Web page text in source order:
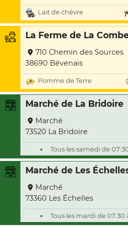
Lait de chèvre
La Ferme de La
710 Chemin des Sources
38690 Bévenais
Pomme de Terre
Marché de La Bridoire
Marché
73520 La Bridoire
Tous les samedi de
Marché de Les
Marché
73360 Les Échelles
Tous les mardi de 07:30